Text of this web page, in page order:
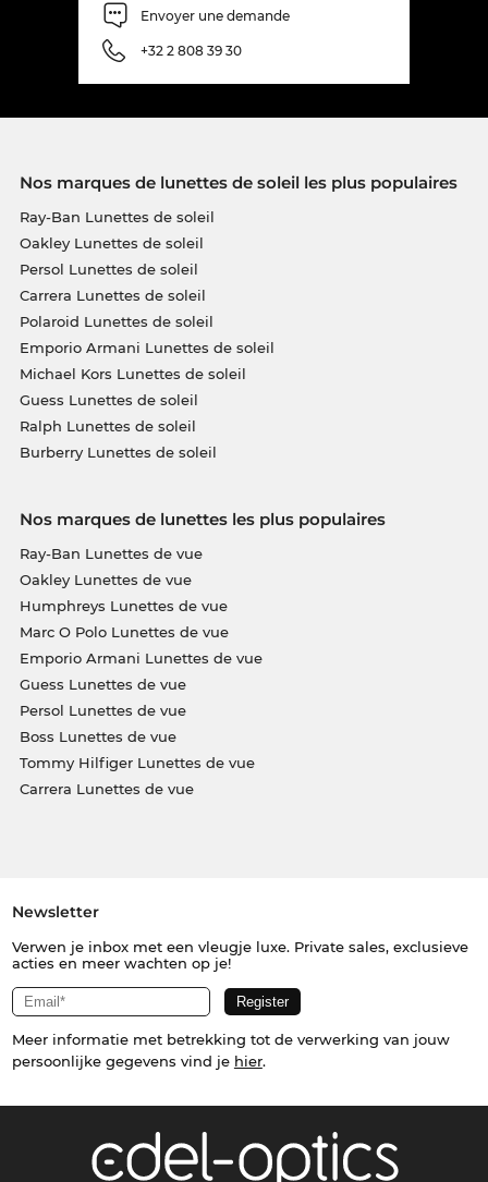
Envoyer une demande
+32 2 808 39 30
Nos marques de lunettes de soleil les plus populaires
Ray-Ban Lunettes de soleil
Oakley Lunettes de soleil
Persol Lunettes de soleil
Carrera Lunettes de soleil
Polaroid Lunettes de soleil
Emporio Armani Lunettes de soleil
Michael Kors Lunettes de soleil
Guess Lunettes de soleil
Ralph Lunettes de soleil
Burberry Lunettes de soleil
Nos marques de lunettes les plus populaires
Ray-Ban Lunettes de vue
Oakley Lunettes de vue
Humphreys Lunettes de vue
Marc O Polo Lunettes de vue
Emporio Armani Lunettes de vue
Guess Lunettes de vue
Persol Lunettes de vue
Boss Lunettes de vue
Tommy Hilfiger Lunettes de vue
Carrera Lunettes de vue
Newsletter
Verwen je inbox met een vleugje luxe. Private sales, exclusieve
acties en meer wachten op je!
Meer informatie met betrekking tot de verwerking van jouw
persoonlijke gegevens vind je hier.